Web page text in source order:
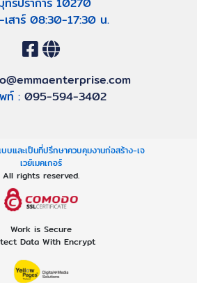
เสาร์ 08:30-17:30 น.
ท์ : 095-594-3402
บและเป็นที่ปรึกษาควบคุมงานก่อสร้าง-เจ
เวย์เมคเกอร์
All rights reserved.
Work is Secure
Data With Encrypt